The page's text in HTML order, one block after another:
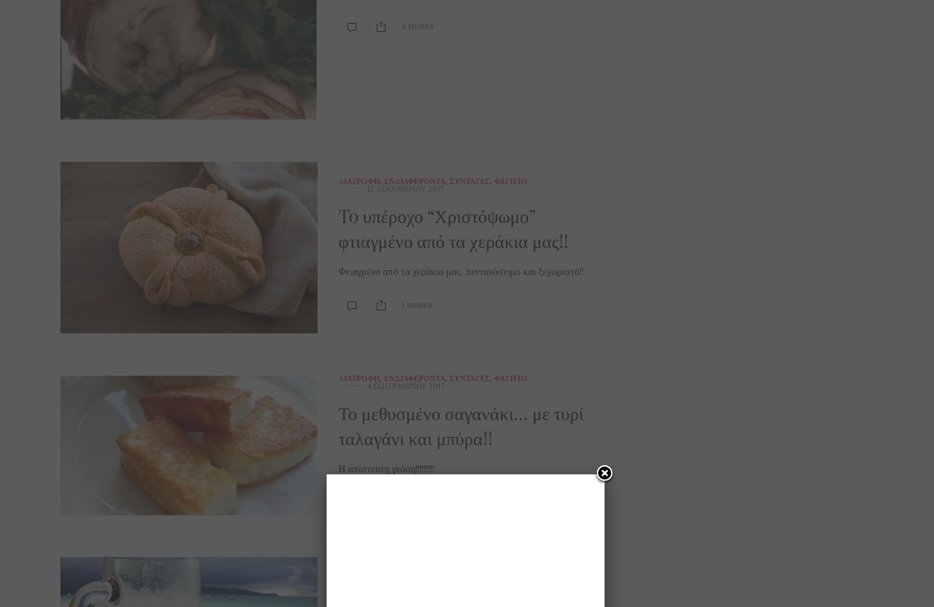
0 SHARES
ΔΙΑΤΡΟΦΉ, ΕΝΔΙΑΦΈΡΟΝΤΑ, ΣΥΝΤΑΓΈΣ, ΦΑΓΗΤΌ
12 ΔΕΚΕΜΒΡΊΟΥ 2017
To υπέροχο “Χριστόψωμο”
φτιαγμένο από τα χεράκια μας!!
Φτιαγμένο από τα χεράκια μας, πεντανόστιμο και ξεχωριστό!!
1 SHARES
ΔΙΑΤΡΟΦΉ, ΕΝΔΙΑΦΈΡΟΝΤΑ, ΣΥΝΤΑΓΈΣ, ΦΑΓΗΤΌ
4 ΣΕΠΤΕΜΒΡΊΟΥ 2017
Το μεθυσμένο σαγανάκι… με τυρί
ταλαγάνι και μπύρα!!
Η απίστευτη γεύση!!!!!!!!!